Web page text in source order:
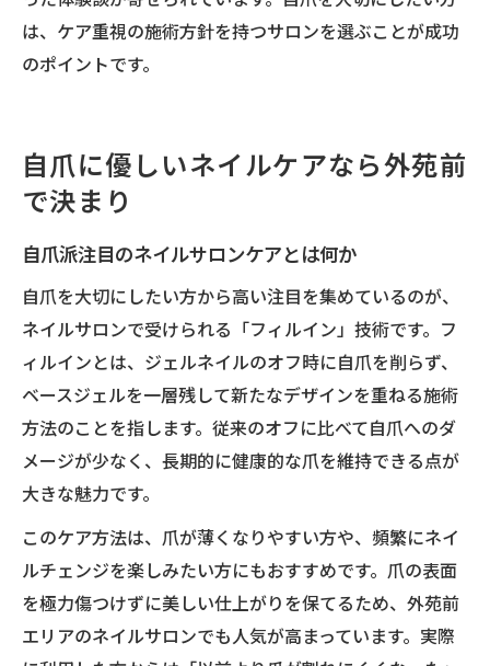
は、ケア重視の施術方針を持つサロンを選ぶことが成功
のポイントです。
自爪に優しいネイルケアなら外苑前
で決まり
自爪派注目のネイルサロンケアとは何か
自爪を大切にしたい方から高い注目を集めているのが、
ネイルサロンで受けられる「フィルイン」技術です。フ
ィルインとは、ジェルネイルのオフ時に自爪を削らず、
ベースジェルを一層残して新たなデザインを重ねる施術
方法のことを指します。従来のオフに比べて自爪へのダ
メージが少なく、長期的に健康的な爪を維持できる点が
大きな魅力です。
このケア方法は、爪が薄くなりやすい方や、頻繁にネイ
ルチェンジを楽しみたい方にもおすすめです。爪の表面
を極力傷つけずに美しい仕上がりを保てるため、外苑前
エリアのネイルサロンでも人気が高まっています。実際